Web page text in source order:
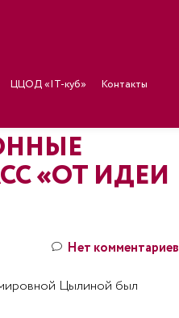
ЦЦОД «IT-куб»
Контакты
«ОТ ИДЕИ
Нет комментариев
Цылиной был